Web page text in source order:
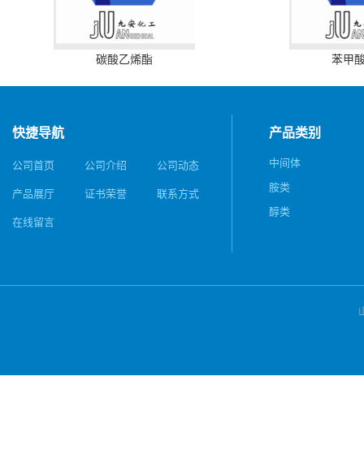
碳酸乙烯酯 苯甲
快捷导航
公司首页 公司介绍 公司动态
产品展厅 证书荣誉 联系方式
在线留言
产品类别
中间体
胺类
醇类